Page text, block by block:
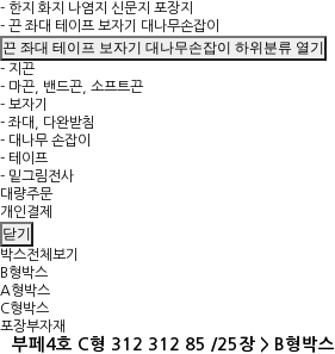
- 한지 화지 나염지 신문지 포장지
- 끈 좌대 테이프 보자기 대나무손잡이
끈 좌대 테이프 보자기 대나무손잡이 하위분류 열기
- 지끈
- 마끈, 밴드끈, 소프트끈
- 보자기
- 좌대, 다완받침
- 대나무 손잡이
- 테이프
- 밑그림전사
대량주문
개인결제
닫기
박스전체보기
B형박스
A형박스
C형박스
포장부자재
부페4호 C형 312 312 85 /25장 > B형박스